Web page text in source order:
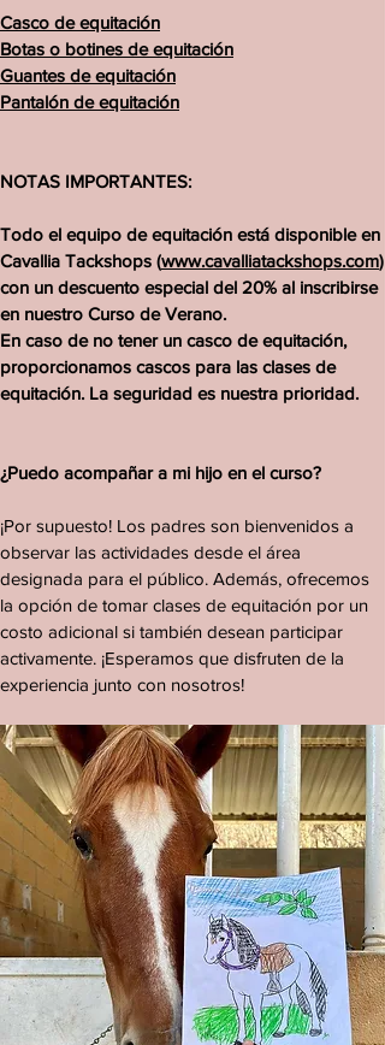
Casco de equitación
Botas o botines de equitación
Guantes de equitación
Pantalón de equitación
NOTAS IMPORTANTES:
Todo el equipo de equitación está disponible en
Cavallia Tackshops (www.cavalliatackshops.com)
con un descuento especial del 20% al inscribirse
en nuestro Curso de Verano.
En caso de no tener un casco de equitación,
proporcionamos cascos para las clases de
equitación. La seguridad es nuestra prioridad.
¿Puedo acompañar a mi hijo en el curso?
¡Por supuesto! Los padres son bienvenidos a
observar las actividades desde el área
designada para el público. Además, ofrecemos
la opción de tomar clases de equitación por un
costo adicional si también desean participar
activamente. ¡Esperamos que disfruten de la
experiencia junto con nosotros!